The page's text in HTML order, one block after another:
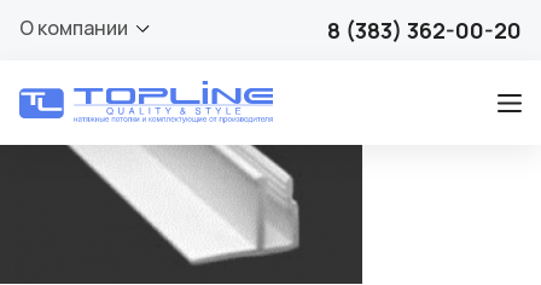
О компании 8 (383) 362-00-20